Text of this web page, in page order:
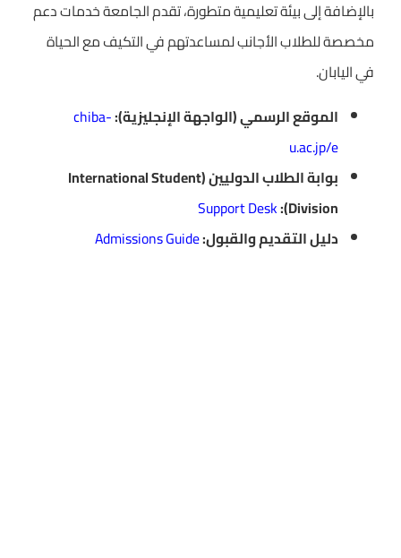
بالإضافة إلى بيئة تعليمية متطورة، تقدم الجامعة خدمات دعم
مخصصة للطلاب الأجانب لمساعدتهم في التكيف مع الحياة
في اليابان.
الموقع الرسمي (الواجهة الإنجليزية):chiba-
u.ac.jp/e
بوابة الطلاب الدوليين (International Student
Division):
Support Desk
دليل التقديم والقبول:Admissions Guide